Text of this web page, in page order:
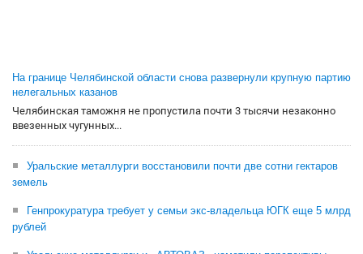
На границе Челябинской области снова развернули крупную партию
нелегальных казанов
Челябинская таможня не пропустила почти 3 тысячи незаконно
ввезенных чугунных...
Уральские металлурги восстановили почти две сотни гектаров
земель
Генпрокуратура требует у семьи экс-владельца ЮГК еще 5 млрд
рублей